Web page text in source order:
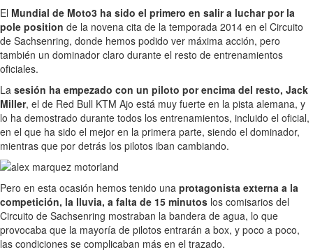
El Mundial de Moto3 ha sido el primero en salir a luchar por la
pole position de la novena cita de la temporada 2014 en el Circuito
de Sachsenring, donde hemos podido ver máxima acción, pero
también un dominador claro durante el resto de entrenamientos
oficiales.
La sesión ha empezado con un piloto por encima del resto, Jack
Miller, el de Red Bull KTM Ajo está muy fuerte en la pista alemana, y
lo ha demostrado durante todos los entrenamientos, incluido el oficial,
en el que ha sido el mejor en la primera parte, siendo el dominador,
mientras que por detrás los pilotos iban cambiando.
Pero en esta ocasión hemos tenido una protagonista externa a la
competición, la lluvia, a falta de 15 minutos los comisarios del
Circuito de Sachsenring mostraban la bandera de agua, lo que
provocaba que la mayoría de pilotos entrarán a box, y poco a poco,
las condiciones se complicaban más en el trazado.